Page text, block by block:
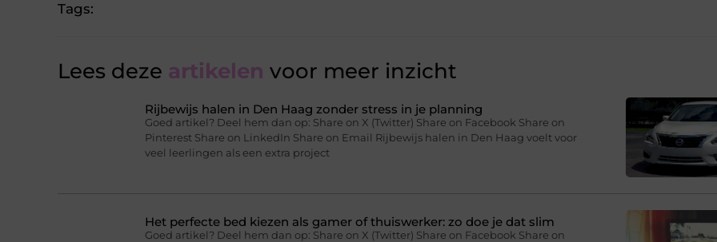
Tags:
Lees deze artikelen voor meer inzicht
Rijbewijs halen in Den Haag zonder stress in je planning
Goed artikel? Deel hem dan op: Share on X (Twitter) Share on Facebook Share on
Pinterest Share on LinkedIn Share on Email Rijbewijs halen in Den Haag voelt voor
veel leerlingen als een extra project
Het perfecte bed kiezen als gamer of thuiswerker: zo doe je dat slim
Goed artikel? Deel hem dan op: Share on X (Twitter) Share on Facebook Share on